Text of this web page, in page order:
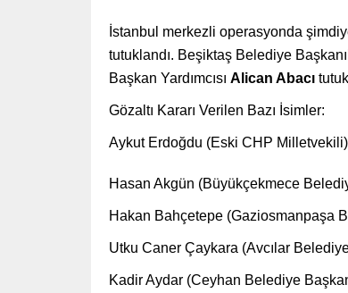
İstanbul merkezli operasyonda
tutuklandı. Beşiktaş Belediye
Başkan Yardımcısı Alican Abacı
Gözaltı Kararı Verilen Bazı İsimler:
Aykut Erdoğdu (Eski CHP Milletvekili)
Hasan Akgün (Büyükçekmece
Hakan Bahçetepe (Gaziosmanpaşa
Utku Caner Çaykara (Avcılar
Kadir Aydar (Ceyhan Belediye